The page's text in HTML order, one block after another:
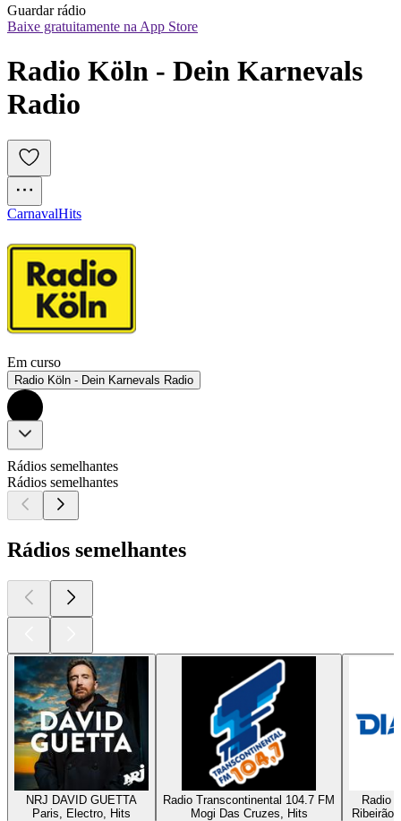
Guardar rádio
Baixe gratuitamente na App Store
Radio Köln - Dein Karnevals
Radio
CarnavalHits
Em curso
Radio Köln - Dein Karnevals Radio
Rádios semelhantes
Rádios semelhantes
Rádios semelhantes
NRJ DAVID GUETTA
Paris, Electro, Hits
Radio Transcontinental 104.7 FM
Mogi Das Cruzes, Hits
Radio
Ribeirão